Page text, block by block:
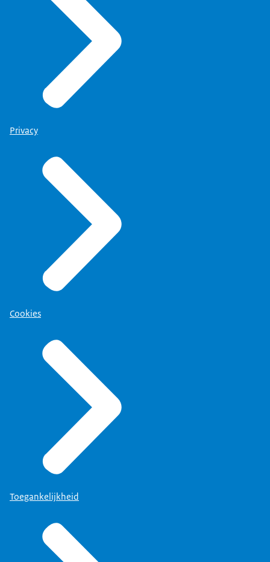
Privacy
Cookies
Toegankelijkheid